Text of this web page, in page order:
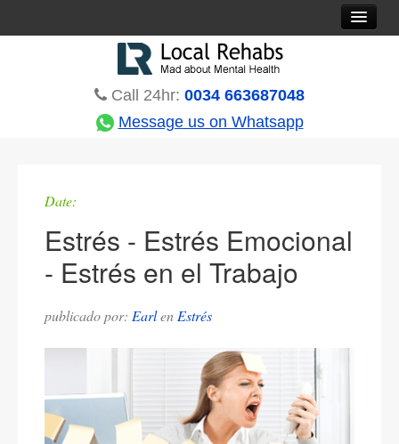
Rehab Options
Countries
Call 24hr: 0034 663687048
Message us on Whatsapp
Date:
Estrés - Estrés Emocional
- Estrés en el Trabajo
publicado por: EarlenEstrés